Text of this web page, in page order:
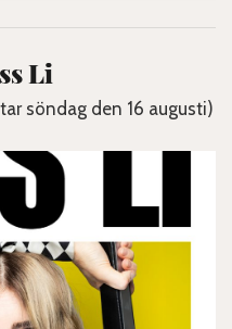
Li
söndag den 16 augusti)